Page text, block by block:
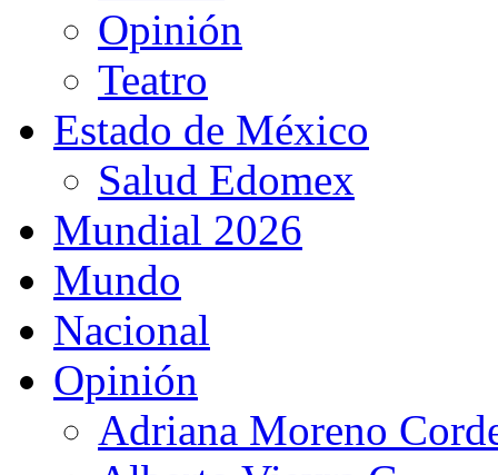
Opinión
Teatro
Estado de México
Salud Edomex
Mundial 2026
Mundo
Nacional
Opinión
Adriana Moreno